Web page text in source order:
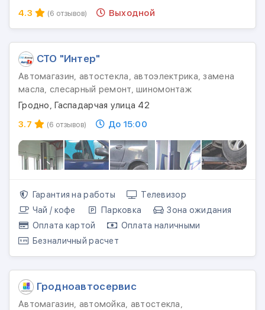
4.3
(6 отзывов) Выходной
СТО "Интер"
Автомагазин, автостекла, автоэлектрика, замена
масла, слесарный ремонт, шиномонтаж
Гродно, Гаспадарчая улица 42
3.7
(6 отзывов) До 15:00
Гарантия на работы
Телевизор
Чай / кофе
Парковка
Зона ожидания
Оплата картой
Оплата наличными
Безналичный расчет
Гродноавтосервис
Автомагазин, автомойка, автостекла,